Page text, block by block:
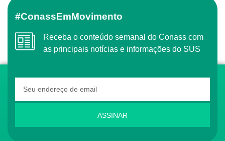
#ConassEmMovimento
Receba o conteúdo semanal do Conass com
as principais notícias e informações do SUS
ASSINAR